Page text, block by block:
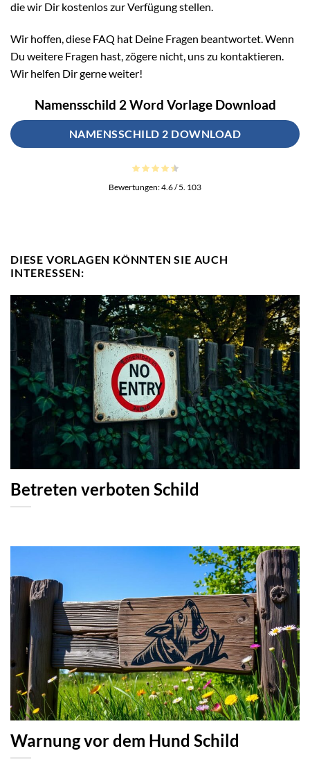
die wir Dir kostenlos zur Verfügung stellen.
Wir hoffen, diese FAQ hat Deine Fragen beantwortet. Wenn
Du weitere Fragen hast, zögere nicht, uns zu kontaktieren.
Wir helfen Dir gerne weiter!
Namensschild 2 Word Vorlage Download
NAMENSSCHILD 2 DOWNLOAD
Bewertungen:4.6/ 5. 103
DIESE VORLAGEN KÖNNTEN SIE AUCH
INTERESSEN:
Betreten verboten Schild
Warnung vor dem Hund Schild